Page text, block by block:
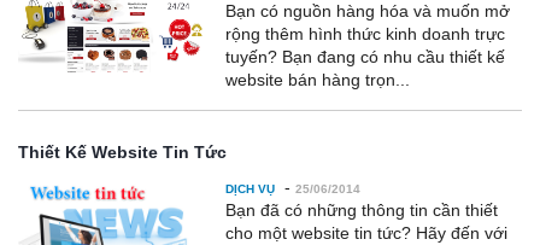
Bạn có nguồn hàng hóa và muốn mở
rộng thêm hình thức kinh doanh trực
tuyến? Bạn đang có nhu cầu thiết kế
website bán hàng trọn...
Thiết Kế Website Tin Tức
DỊCH VỤ - 25/06/2014
Bạn đã có những thông tin cần thiết
cho một website tin tức? Hãy đến với